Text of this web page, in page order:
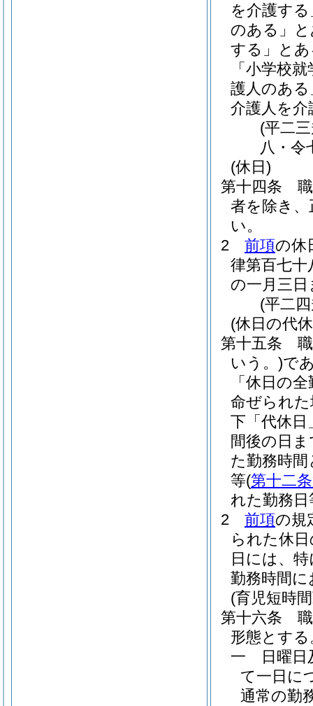
を介護す
のある」
する」と
「小学校
護人のあ
介護人を
(平二
八・令
(休日)
第十四条
者を除き
い。
2
前項の休
律第百七十
の一月三
(平二
(休日の代
第十五条
いう。)で
「休日の
命ぜられ
下「代休
間後の日
た勤務時
等(第十二
れた勤務
2
前項の規
られた休
日には、
勤務時間
(育児短時
第十六条
形態とする
一
日曜
て一日に
通常の勤